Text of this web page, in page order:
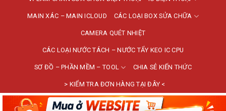
MAIN XÁC – MAIN ICLOUD CÁC LOẠI BOX SỬA CHỮA
CAMERA QUÉT NHIỆT
CÁC LOẠI NƯỚC TÁCH – NƯỚC TẨY KEO IC CPU
SƠ ĐỒ – PHẦN MỀM – TOOL CHIA SẺ KIẾN THỨC
> KIỂM TRA ĐƠN HÀNG TẠI ĐÂY <